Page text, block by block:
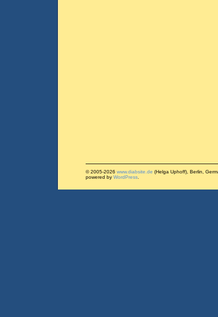
© 2005-2026 www.diabsite.de (Helga Uphoff), Berlin,
powered by WordPress.